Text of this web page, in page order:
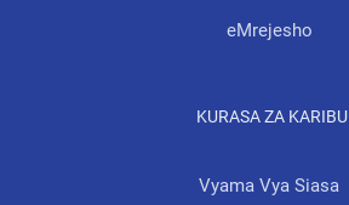
eMrejesho
KURASA ZA KARIBU
Vyama Vya Siasa